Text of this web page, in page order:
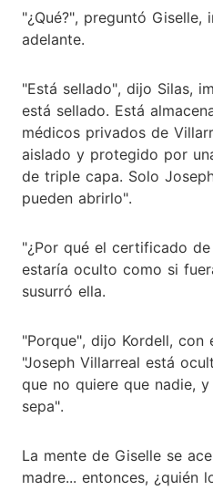
"¿Qué?", preguntó Giselle,
adelante.
"Está sellado", dijo Silas,
está sellado. Está
médicos privados de
aislado y protegido por
de triple capa. Solo
pueden abrirlo".
"¿Por qué el certificado
estaría oculto como si
susurró ella.
"Porque", dijo Kordell, con
"Joseph Villarreal está
que no quiere que nadie,
sepa".
La mente de Giselle se
madre... entonces, ¿quién